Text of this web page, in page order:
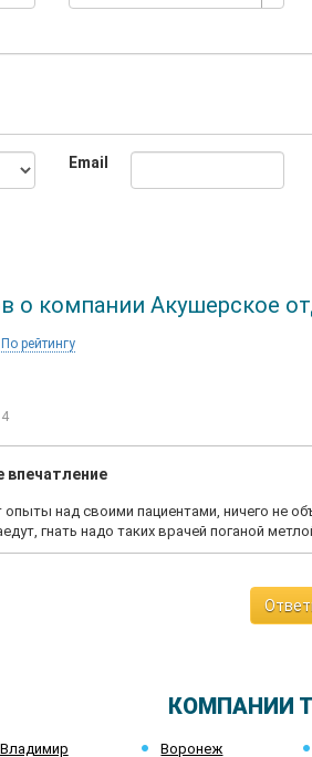
Email
о компании Акушерское
По рейтингу
над своими пациентами, ничего не
гнать надо таких врачей поганой
КОМПАНИИ
Владимир Воронеж